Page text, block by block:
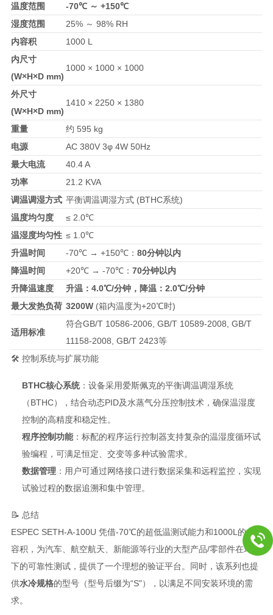
温度范围
-70℃ ～ +150℃
湿度范围
25% ～ 98% RH
内容积
1000 L
内尺寸
(W×H×D mm)
1000 × 1000 × 1000
外尺寸
(W×H×D mm)
1410 × 2250 × 1380
重量
约 595 kg
电源
AC 380V 3φ 4W 50Hz
最大电流
40.4 A
功率
21.2 KVA
调温调湿方式 平衡调温调湿方式 (BTHC系统)
温度均匀度
≤ 2.0℃
温湿度均匀性 ≤ 1.0℃
升温时间
-70℃ → +150℃： 80分钟以内
降温时间
+20℃ → -70℃： 70分钟以内
升降温速度
升温：4.0℃/分钟，降温：2.0℃/分钟
最大发热负荷 3200W(箱内温度为+20℃时)
适用标准
符合GB/T 10586-2006, GB/T 10589-2008, GB/T
11158-2008, GB/T 2423等
🛠️ 控制系统与扩展功能
BTHC核心系统：设备采用爱斯佩克的平衡调温调湿系统
（BTHC），结合动态PID及水蒸气分压控制技术，确保温湿度
控制的高精度和稳定性。
程序控制功能：标配的程序运行控制器支持复杂的温湿度循环试
验编程，可满足恒定、交变等多种试验需求。
数据管理：用户可通过网络接口进行数据采集和远程监控，实现
试验过程的数据追溯和集中管理。
📝 总结
ESPEC SETH-A-100U 凭借-70℃的超低温测试能力和1000L的大
容积，为汽车、航空航天、新能源等行业的大型产品/零部件在环境
下的可靠性测试，提供了一个理想的验证平台。同时，该系列也提
供水冷规格的型号（型号后缀为“S"），以满足不同安装环境的需
求。